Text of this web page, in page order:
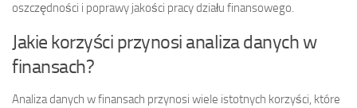
oszczędności i poprawy jakości pracy działu finansowego.
Jakie korzyści przynosi analiza danych w
finansach?
Analiza danych w finansach przynosi wiele istotnych korzyści, które